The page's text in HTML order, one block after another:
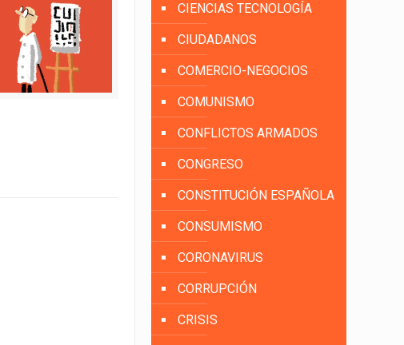
CIENCIAS TECNOLOGÍA
CIUDADANOS
COMERCIO-NEGOCIOS
COMUNISMO
CONFLICTOS ARMADOS
CONGRESO
CONSTITUCIÓN ESPAÑOLA
CONSUMISMO
CORONAVIRUS
CORRUPCIÓN
CRISIS